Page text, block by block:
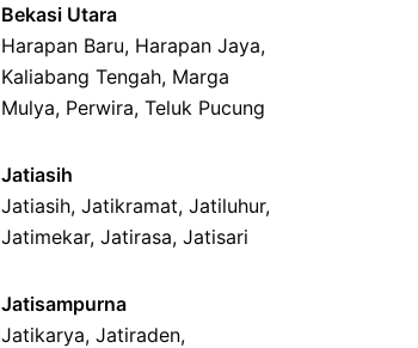
Bekasi Utara
Harapan Baru, Harapan Jaya,
Kaliabang Tengah, Marga
Mulya, Perwira, Teluk Pucung
Jatiasih
Jatiasih, Jatikramat, Jatiluhur,
Jatimekar, Jatirasa, Jatisari
Jatisampurna
Jatikarya, Jatiraden,